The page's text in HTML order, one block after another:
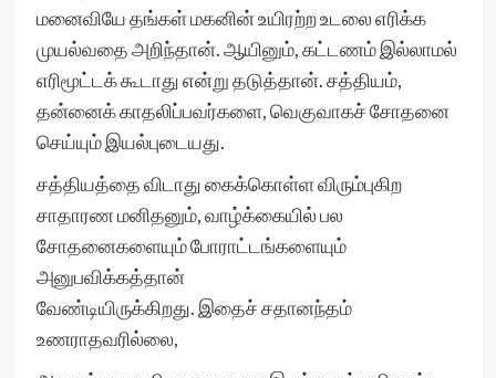
மனைவியே தங்கள் மகனின் உயிரற்ற உடலை எரிக்க
முயல்வதை அறிந்தான். ஆயினும், கட்டணம் இல்லாமல்
எரிமூட்டக் கூடாது என்று தடுத்தான். சத்தியம்,
தன்னைக் காதலிப்பவர்களை, வெகுவாகச் சோதனை
செய்யும் இயல்புடையது.
சத்தியத்தை விடாது கைக்கொள்ள விரும்புகிற
சாதாரண மனிதனும், வாழ்க்கையில் பல
சோதனைகளையும் போராட்டங்களையும்
அனுபவிக்கத்தான்
வேண்டியிருக்கிறது. இதைச் சதானந்தம்
உணராதவரில்லை,